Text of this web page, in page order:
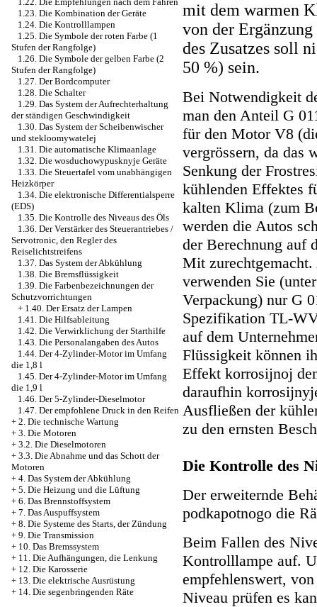
1.23. Die Kombination der Geräte
1.24. Die Kontrolllampen
1.25. Die Symbole der roten Farbe (1
Stufen der Rangfolge)
1.26. Die Symbole der gelben Farbe (2
Stufen der Rangfolge)
1.27. Der Bordcomputer
1.28. Die Schalter
1.29. Das System der Aufrechterhaltung
der ständigen Geschwindigkeit
1.30. Das System der Scheibenwischer
und stekloomywatelej
1.31. Die automatische Klimaanlage
1.32. Die wosduchowypusknyje Geräte
1.33. Die Steuertafel vom unabhängigen
Heizkörper
1.34. Die elektronische Differentialsperre
(EDS)
1.35. Die Kontrolle des Niveaus des Öls
1.36. Der Verstärker des Steuerantriebes /
Servotronic, den Regler des
Reiselichtstreifens
1.37. Das System der Abkühlung
1.38. Die Bremsflüssigkeit
1.39. Die Farbenbezeichnungen der
Schutzvorrichtungen
+ 1.40. Der Ersatz der Lampen
1.41. Die Hilfsableitung
1.42. Die Verwirklichung der Starthilfe
1.43. Die Personalangaben des Autos
1.44. Der 4-Zylinder-Motor im Umfang
die 1,8 l
1.45. Der 4-Zylinder-Motor im Umfang
die 1,9 l
1.46. Der 5-Zylinder-Dieselmotor
1.47. Der empfohlene Druck in den Reifen
+ 2. Die technische Wartung
+ 3. Die Motoren
+ 3.2. Die Dieselmotoren
+ 3.3. Die Abnahme und das Schott der
Motoren
+ 4. Das System der Abkühlung
+ 5. Die Heizung und die Lüftung
+ 6. Das Brennstoffsystem
+ 7. Das Auspuffsystem
+ 8. Die Systeme des Starts, der Zündung
+ 9. Die Transmission
+ 10. Das Bremssystem
+ 11. Die Aufhängungen, die Lenkung
+ 12. Die Karosserie
+ 13. Die elektrische Ausrüstung
+ 14. Die segenbringenden Räte
mit dem warmen
von der
des Zusatzes soll
50 %) sein.
Bei Notwendigkeit
man den Anteil G
für den Motor V8
vergrössern, da das
Senkung der
kühlenden Effektes
kalten Klima (zum
werden die Autos
der Berechnung auf
Mit
verwenden Sie
Verpackung) nur G
Spezifikation TL-
auf dem
Flüssigkeit können
Effekt korrosijnoj
daraufhin
Ausfließen der
zu den ernsten
Die Kontrolle des
Der erweiternde
podkapotnogo die
Beim Fallen des
Kontrolllampe auf.
empfehlenswert,
Niveau prüfen es